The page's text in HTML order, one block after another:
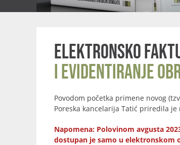
Elektronsko
i evidentiranje
Povodom početka primene novog
Poreska kancelarija Tatić priredila
Napomena: Polovinom avgusta
dostupan je samo u elektronskom